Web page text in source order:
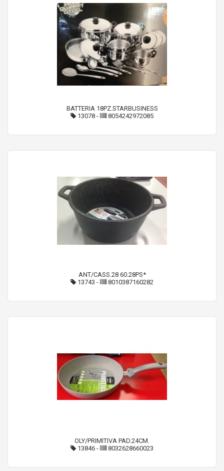
BATTERIA 18PZ.STARBUSINESS
13078 - 8054242972085
ANT/CASS.28 60.28PS*
13743 - 8010387160282
OLY/PRIMITIVA PAD.24CM.
13846 - 8032628660023